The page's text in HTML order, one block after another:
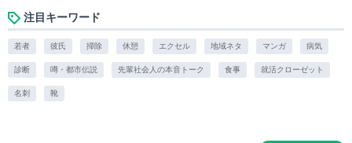
注目キーワード
若者 彼氏 掃除 休憩 エクセル 地域ネタ マンガ 病気
診断 噂・都市伝説 先輩社会人の本音トーク 食事 就活クローゼット
名刺 靴